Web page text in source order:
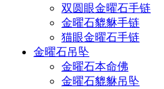
双圆眼金曜石手链
金曜石貔貅手链
猫眼金曜石手链
金曜石吊坠
金曜石本命佛
金曜石貔貅吊坠